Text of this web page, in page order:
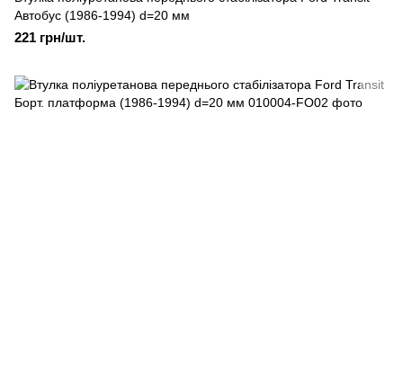
Автобус (1986-1994) d=20 мм
221 грн/шт.